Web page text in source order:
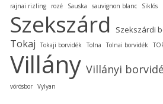
rajnai rizling
rozé Sauska sauvignon blanc Siklós
Szekszárd Szekszárdi
Tokaj Tokaji borvidék Tolna Tolnai borvidék
Villány Villányi
vörösbor Vylyan